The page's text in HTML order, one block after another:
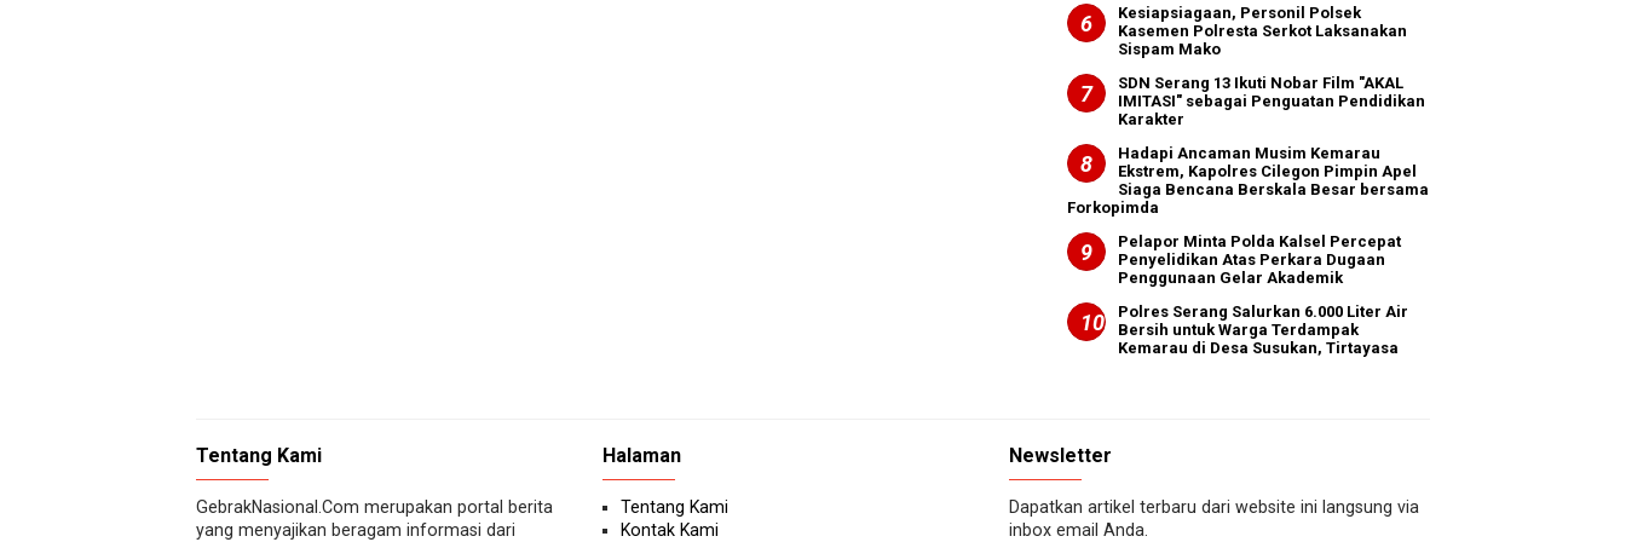
Kesiapsiagaan, Personil Polsek
Kasemen Polresta Serkot Laksanakan
Sispam Mako
SDN Serang 13 Ikuti Nobar Film "AKAL
IMITASI" sebagai Penguatan Pendidikan
Karakter
Hadapi Ancaman Musim Kemarau
Ekstrem, Kapolres Cilegon Pimpin Apel
Siaga Bencana Berskala Besar bersama
Forkopimda
Pelapor Minta Polda Kalsel Percepat
Penyelidikan Atas Perkara Dugaan
Penggunaan Gelar Akademik
Polres Serang Salurkan 6.000 Liter Air
Bersih untuk Warga Terdampak
Kemarau di Desa Susukan, Tirtayasa
Tentang Kami
GebrakNasional.Com merupakan portal berita
yang menyajikan beragam informasi dari
Halaman
Tentang Kami
Kontak Kami
Newsletter
Dapatkan artikel terbaru dari website ini langsung via
inbox email Anda.